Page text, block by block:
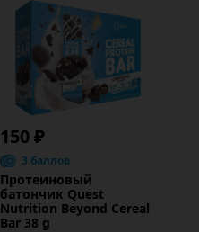
150 ₽
3 баллов
Протеиновый
батончик Quest
Nutrition Beyond Cereal
Bar 38 g